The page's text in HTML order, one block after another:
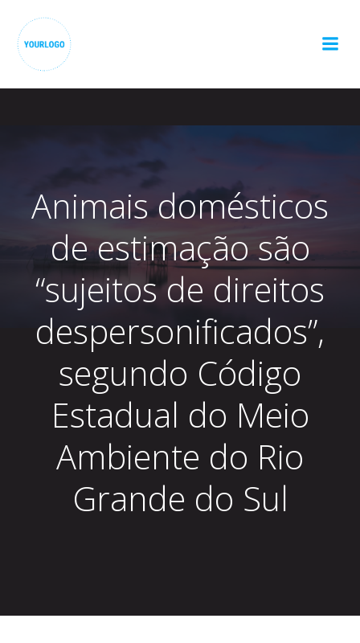
Animais domésticos
de estimação são
“sujeitos de direitos
despersonificados”,
segundo Código
Estadual do Meio
Ambiente do Rio
Grande do Sul